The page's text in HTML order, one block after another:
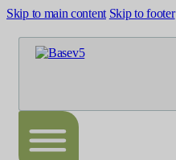
Skip to main content Skip to footer